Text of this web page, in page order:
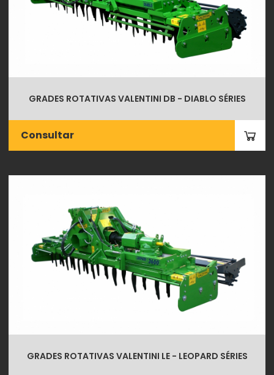
GRADES ROTATIVAS VALENTINI DB - DIABLO SÉRIES
Consultar
GRADES ROTATIVAS VALENTINI LE - LEOPARD SÉRIES